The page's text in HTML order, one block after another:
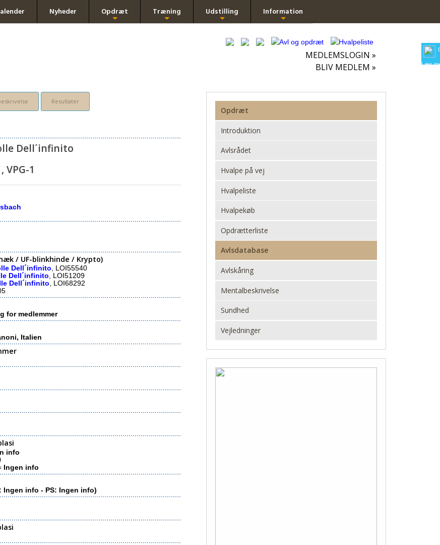
Læs
Nyheder Opdræt Træning Udstilling Information
MEDLEMSLOGIN »
BLIV MEDLEM »
Resultater
Dell´infinito
VPG-1
/ UF-blinkhinde / Krypto)
Dell´infinito, LOI55540
Dell´infinito, LOI51209
Dell´infinito, LOI68292
for medlemmer
Italien
info
Ingen info
Ingen info - PS: Ingen info)
Opdræt
Introduktion
Avlsrådet
Hvalpe på vej
Hvalpeliste
Hvalpekøb
Opdrætterliste
Avlsdatabase
Avlskåring
Mentalbeskrivelse
Sundhed
Vejledninger